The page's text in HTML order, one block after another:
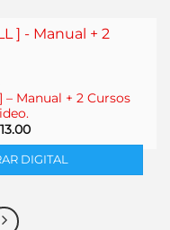
– Manual + 2 Cursos
13.00El
actual
es:
US$13.00.
DIGITAL